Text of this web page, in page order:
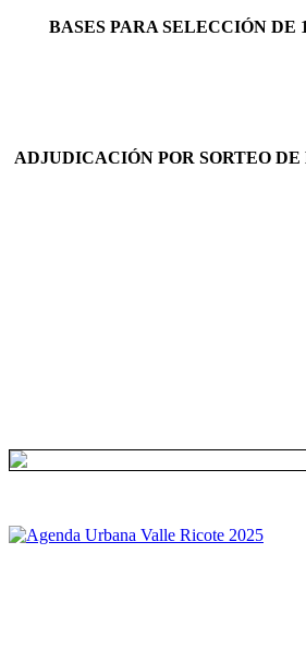
BASES PARA SELECCIÓN
ADJUDICACIÓN POR SORTEO